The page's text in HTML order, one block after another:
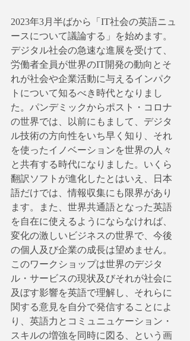
2023年3月半ばから「IT社会の英語ニュ
ースについて議論する」を始めます。
デジタル社会の急速な進展を受けて、
労働者全員が世界のIT開発の動向とそ
れが社会や企業活動に与えるインパク
トについて知るべき時代となりまし
た。パンデミックからポスト・コロナ
の世界では、以前にもまして、デジタ
ル技術の方向性をいち早く知り、それ
を使ったイノベーションを世界の人々
と共有する時代になりました。いくら
翻訳ソフトが進化したとはいえ、日本
語だけでは、情報収集にも限界があり
ます。また、世界共通語となった英語
を自在に使えるようにならなければ、
変化の激しいビジネスの世界で、今後
の個人及び企業の成長は望めません。
このワークショップは世界のデジタ
ル・サービスの現状及びそれが社会に
及ぼす影響を英語で理解し、それらに
関する意見を自分で発信することによ
り、英語力とコミュニュケーション・
スキルの増強を同時に図る、という画